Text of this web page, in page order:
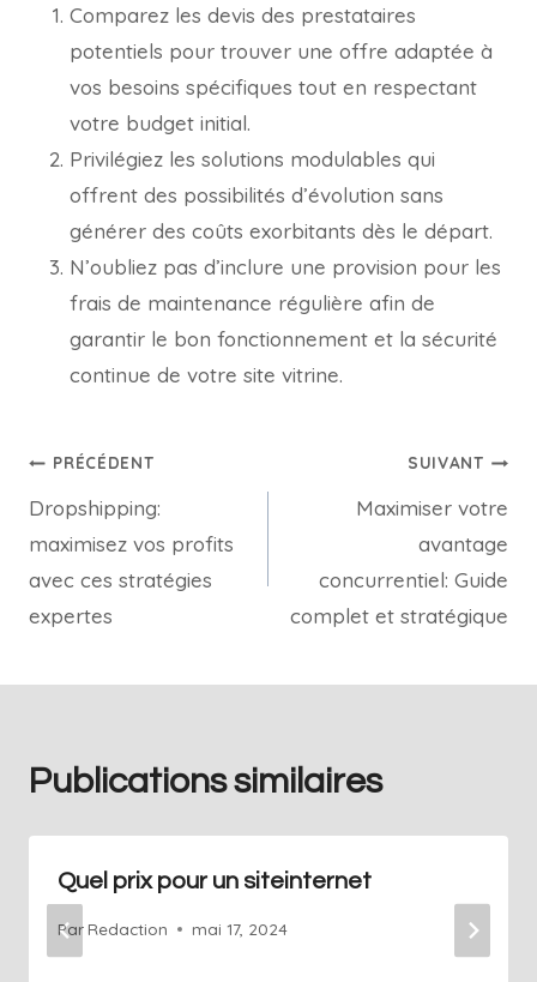
Comparez les devis des prestataires
potentiels pour trouver une offre adaptée à
vos besoins spécifiques tout en respectant
votre budget initial.
Privilégiez les solutions modulables qui
offrent des possibilités d’évolution sans
générer des coûts exorbitants dès le départ.
N’oubliez pas d’inclure une provision pour les
frais de maintenance régulière afin de
garantir le bon fonctionnement et la sécurité
continue de votre site vitrine.
PRÉCÉDENT
Dropshipping:
maximisez vos profits
avec ces stratégies
expertes
SUIVANT
Maximiser votre
avantage
concurrentiel: Guide
complet et stratégique
Publications similaires
Quel prix pour un siteinternet
Par Redaction mai 17, 2024